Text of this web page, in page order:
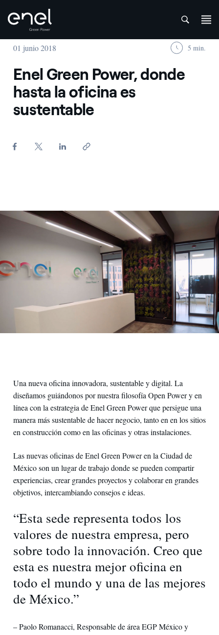
Saltar al contenido
01 junio 2018 5 min.
Enel Green Power, donde
hasta la oficina es
sustentable
Una nueva oficina innovadora, sustentable y digital. La
diseñamos guiándonos por nuestra filosofía Open Power y en
línea con la estrategia de Enel Green Power que persigue una
manera más sustentable de hacer negocio, tanto en en los sitios
en construcción como en las oficinas y otras instalaciones.
Las nuevas oficinas de Enel Green Power en la Ciudad de
México son un lugar de trabajo donde se pueden compartir
experiencias, crear grandes proyectos y colaborar en grandes
objetivos, intercambiando consejos e ideas.
“Esta sede representa todos los
valores de nuestra empresa, pero
sobre todo la innovación. Creo que
esta es nuestra mejor oficina en
todo el mundo y una de las mejores
de México.”
– Paolo Romanacci, Responsable de área EGP México y